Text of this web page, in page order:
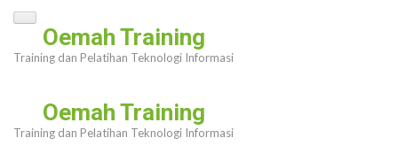
Skip
content
Enter)
Oemah Training
Training dan Pelatihan Teknologi Informasi
Oemah Training
Training dan Pelatihan Teknologi Informasi